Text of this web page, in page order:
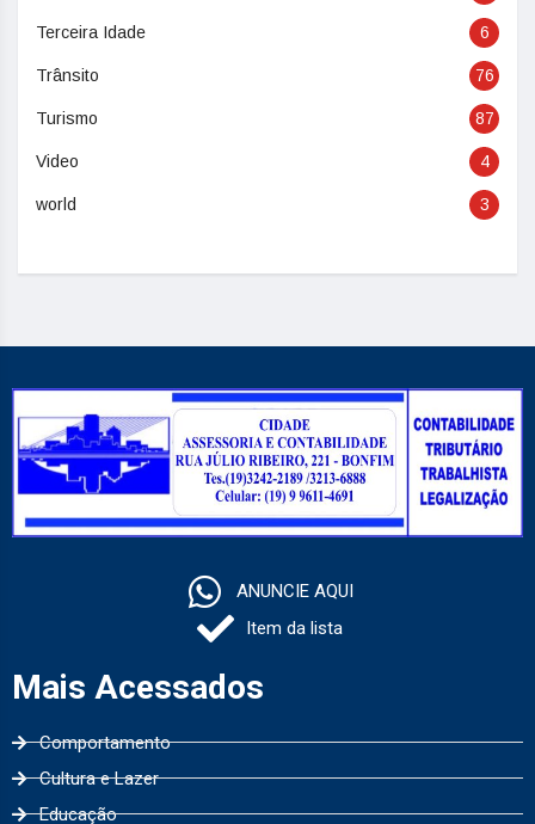
Terceira Idade 6
Trânsito 76
Turismo 87
Video 4
world 3
ANUNCIE AQUI
Item da lista
Mais Acessados
Comportamento
Cultura e Lazer
Educação